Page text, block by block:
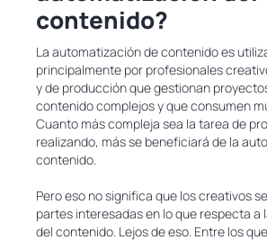
contenido?
La automatización de contenido es
principalmente por profesionales
y de producción que gestionan
contenido complejos y que consumen
Cuanto más compleja sea la tarea de
realizando, más se beneficiará de la
contenido.
Pero eso no significa que los creativos
partes interesadas en lo que respecta a
del contenido. Lejos de eso. Entre los